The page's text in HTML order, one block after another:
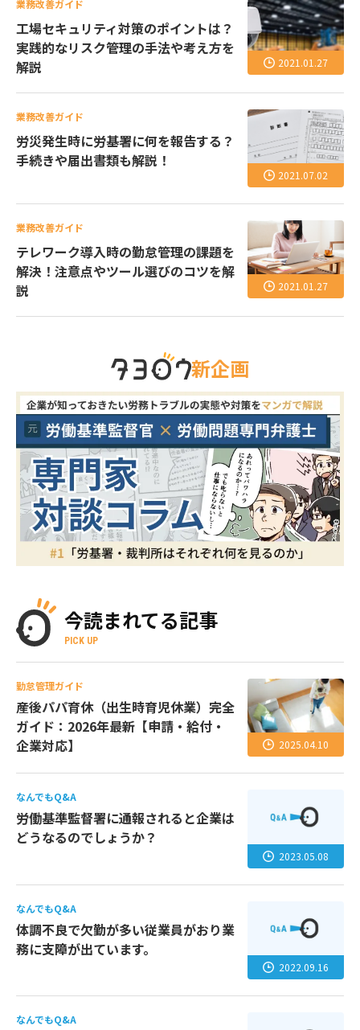
2021.01.27
業務改善ガイド
工場セキュリティ対策のポイントは？
実践的なリスク管理の手法や考え方を
解説
2021.07.02
業務改善ガイド
労災発生時に労基署に何を報告する？
手続きや届出書類も解説！
2021.01.27
業務改善ガイド
テレワーク導入時の勤怠管理の課題を
解決！注意点やツール選びのコツを解
説
新企画
今読まれてる記事
PICK UP
勤怠管理ガイド
産後パパ育休（出生時育児休業）完全
ガイド：2026年最新【申請・給付・
企業対応】
2025.04.10
なんでもQ&A
労働基準監督署に通報されると企業は
どうなるのでしょうか？
2023.05.08
なんでもQ&A
体調不良で欠勤が多い従業員がおり業
務に支障が出ています。
2022.09.16
なんでもQ&A